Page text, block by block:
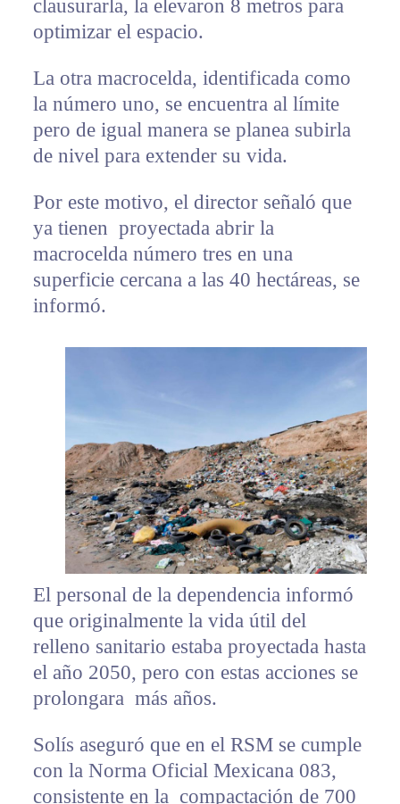
clausurarla, la elevaron 8 metros para
optimizar el espacio.
La otra macrocelda, identificada como
la número uno, se encuentra al límite
pero de igual manera se planea subirla
de nivel para extender su vida.
Por este motivo, el director señaló que
ya tienen proyectada abrir la
macrocelda número tres en una
superficie cercana a las 40 hectáreas, se
informó.
El personal de la dependencia informó
que originalmente la vida útil del
relleno sanitario estaba proyectada hasta
el año 2050, pero con estas acciones se
prolongara más años.
Solís aseguró que en el RSM se cumple
con la Norma Oficial Mexicana 083,
consistente en la compactación de 700